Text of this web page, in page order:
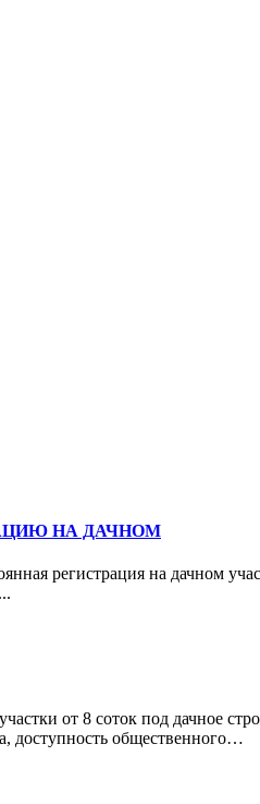
НА ДАЧНОМ
регистрация на дачном
от 8 соток под дачное
доступность общественного…